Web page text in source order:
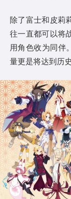
除了富士和皮莉
往一直都可以将
用角色收为同伴
量更是将达到历